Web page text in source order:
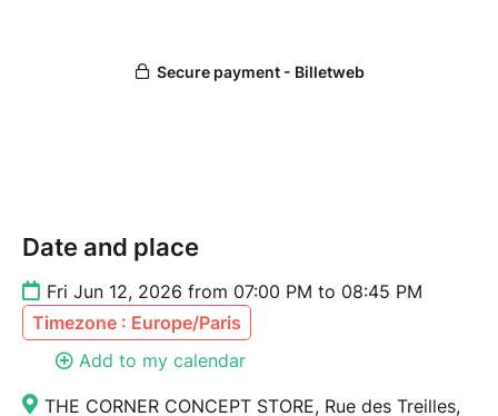
Date and place
Fri Jun 12, 2026 from 07:00 PM to 08:45 PM
Timezone : Europe/Paris
Add to my calendar
THE CORNER CONCEPT STORE, Rue des Treilles,